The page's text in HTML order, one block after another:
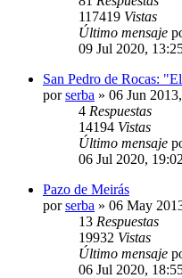
117419 Vistas
Último mensaje
09 Jul 2020,
San Pedro de Rocas:
porserba » 06 Jun
4 Respuestas
14194 Vistas
Último mensaje
06 Jul 2020, 19:02
Pazo de Meirás
porserba » 06 May
13 Respuestas
19932 Vistas
Último mensaje
06 Jul 2020,